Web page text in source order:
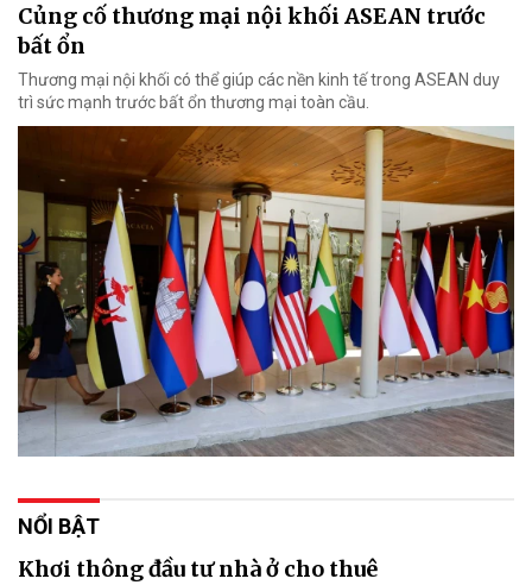
Củng cố thương mại nội khối ASEAN trước
bất ổn
Thương mại nội khối có thể giúp các nền kinh tế trong ASEAN duy
trì sức mạnh trước bất ổn thương mại toàn cầu.
NỔI BẬT
Khơi thông đầu tư nhà ở cho thuê